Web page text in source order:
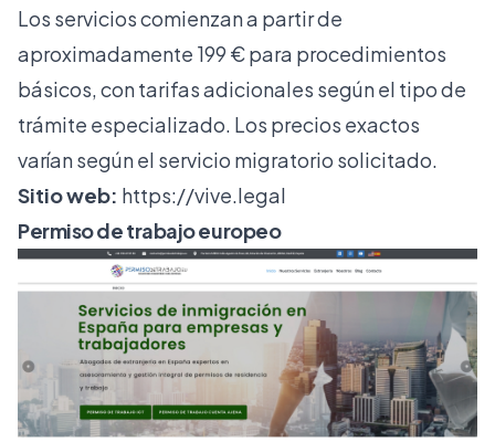
Los servicios comienzan a partir de
aproximadamente 199 € para procedimientos
básicos, con tarifas adicionales según el tipo de
trámite especializado. Los precios exactos
varían según el servicio migratorio solicitado.
Sitio web: https://vive.legal
Permiso de trabajo europeo